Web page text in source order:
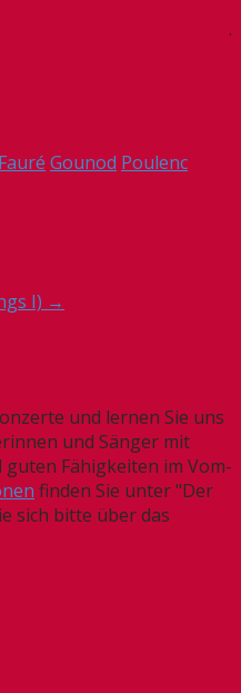
.
Fauré Gounod Poulenc
I) →
und lernen Sie uns
und Sänger mit
Fähigkeiten im Vom-
finden Sie unter "Der
sich bitte über das